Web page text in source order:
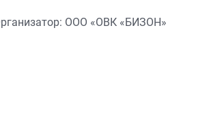
ООО «ОВК «БИЗОН»